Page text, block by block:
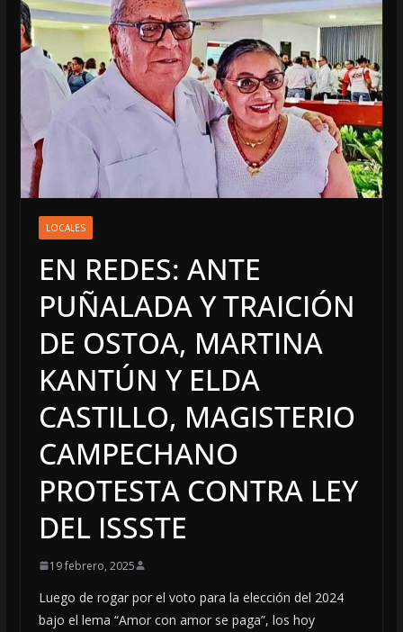
LOCALES
EN REDES: ANTE
PUÑALADA Y TRAICIÓN
DE OSTOA, MARTINA
KANTÚN Y ELDA
CASTILLO, MAGISTERIO
CAMPECHANO
PROTESTA CONTRA LEY
DEL ISSSTE
19 febrero, 2025
Luego de rogar por el voto para la elección del 2024
bajo el lema “Amor con amor se paga”, los hoy